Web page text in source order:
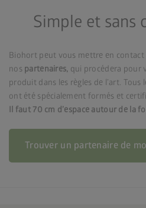
Simple et sans
Biohort peut vous mettre en contact
nos partenaires, qui procédera pour
produit dans les règles de l’art.
ont été spécialement formés et
Il faut 70 cm d’espace autour de la
Trouver un partenaire de